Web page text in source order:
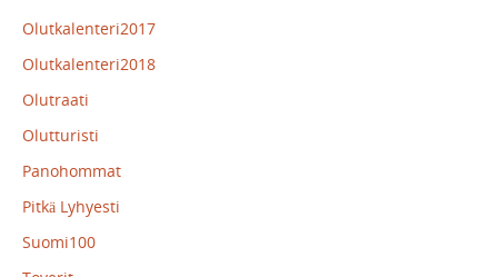
Olutkalenteri2017
Olutkalenteri2018
Olutraati
Olutturisti
Panohommat
Pitkä Lyhyesti
Suomi100